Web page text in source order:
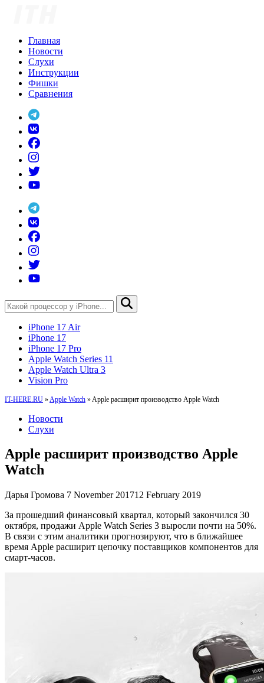
Главная
Новости
Слухи
Инструкции
Фишки
Сравнения
iPhone 17 Air
iPhone 17
iPhone 17 Pro
Apple Watch Series 11
Apple Watch Ultra 3
Vision Pro
IT-HERE.RU » Apple Watch » Apple расширит производство Apple Watch
Новости
Слухи
Apple расширит производство Apple
Watch
Дарья Громова 7 November 201712 February 2019
За прошедший финансовый квартал, который закончился 30
октября, продажи Apple Watch Series 3 выросли почти на 50%.
В связи с этим аналитики прогнозируют, что в ближайшее
время Apple расширит цепочку поставщиков компонентов для
смарт-часов.